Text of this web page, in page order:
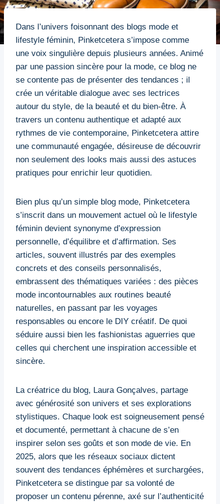
Dans l’univers foisonnant des blogs mode et
lifestyle féminin, Pinketcetera s’impose comme
une voix singulière depuis plusieurs années. Animé
par une passion sincère pour la mode, ce blog ne
se contente pas de présenter des tendances ; il
crée un véritable dialogue avec ses lectrices
autour du style, de la beauté et du bien-être. À
travers un contenu authentique et adapté aux
rythmes de vie contemporaine, Pinketcetera attire
une communauté engagée, désireuse de découvrir
non seulement des looks mais aussi des astuces
pratiques pour enrichir leur quotidien.
Bien plus qu’un simple blog mode, Pinketcetera
s’inscrit dans un mouvement actuel où le lifestyle
féminin devient synonyme d’expression
personnelle, d’équilibre et d’affirmation. Ses
articles, souvent illustrés par des exemples
concrets et des conseils personnalisés,
embrassent des thématiques variées : des pièces
mode incontournables aux routines beauté
naturelles, en passant par les voyages
responsables ou encore le DIY créatif. De quoi
séduire aussi bien les fashionistas aguerries que
celles qui cherchent une inspiration accessible et
sincère.
La créatrice du blog, Laura Gonçalves, partage
avec générosité son univers et ses explorations
stylistiques. Chaque look est soigneusement pensé
et documenté, permettant à chacune de s’en
inspirer selon ses goûts et son mode de vie. En
2025, alors que les réseaux sociaux dictent
souvent des tendances éphémères et surchargées,
Pinketcetera se distingue par sa volonté de
proposer un contenu pérenne, axé sur l’authenticité